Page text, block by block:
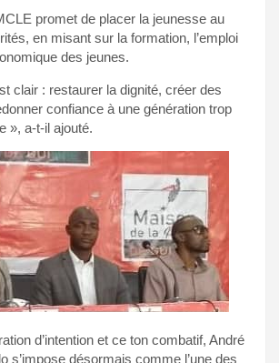
promet de placer la jeunesse au
en misant sur la formation, l’emploi
des jeunes.
clair : restaurer la dignité, créer des
confiance à une génération trop
», a-t-il ajouté.
d’intention et ce ton combatif, André
s’impose désormais comme l’une des